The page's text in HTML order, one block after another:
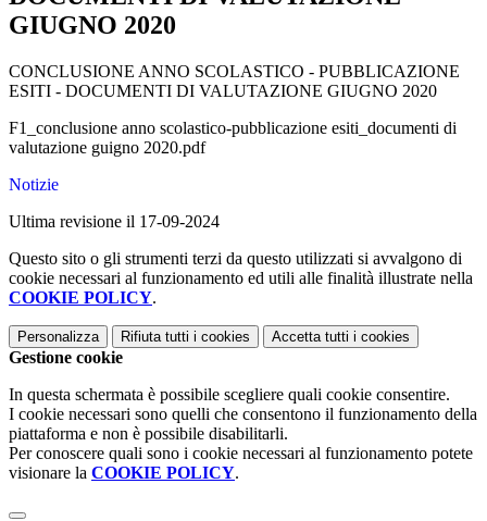
GIUGNO 2020
CONCLUSIONE ANNO SCOLASTICO - PUBBLICAZIONE
ESITI - DOCUMENTI DI VALUTAZIONE GIUGNO 2020
F1_conclusione anno scolastico-pubblicazione esiti_documenti di
valutazione guigno 2020.pdf
Notizie
Ultima revisione il 17-09-2024
Questo sito o gli strumenti terzi da questo utilizzati si avvalgono di
cookie necessari al funzionamento ed utili alle finalità illustrate nella
COOKIE POLICY.
Personalizza Rifiuta tutti i cookies Accetta tutti i cookies
Gestione cookie
In questa schermata è possibile scegliere quali cookie consentire.
I cookie necessari sono quelli che consentono il funzionamento della
piattaforma e non è possibile disabilitarli.
Per conoscere quali sono i cookie necessari al funzionamento potete
visionare la COOKIE POLICY.